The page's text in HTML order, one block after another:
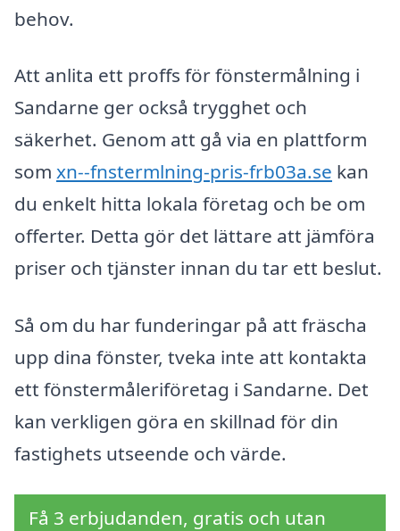
behov.
Att anlita ett proffs för fönstermålning i
Sandarne ger också trygghet och
säkerhet. Genom att gå via en plattform
som xn--fnstermlning-pris-frb03a.se kan
du enkelt hitta lokala företag och be om
offerter. Detta gör det lättare att jämföra
priser och tjänster innan du tar ett beslut.
Så om du har funderingar på att fräscha
upp dina fönster, tveka inte att kontakta
ett fönstermåleriföretag i Sandarne. Det
kan verkligen göra en skillnad för din
fastighets utseende och värde.
Få 3 erbjudanden, gratis och utan